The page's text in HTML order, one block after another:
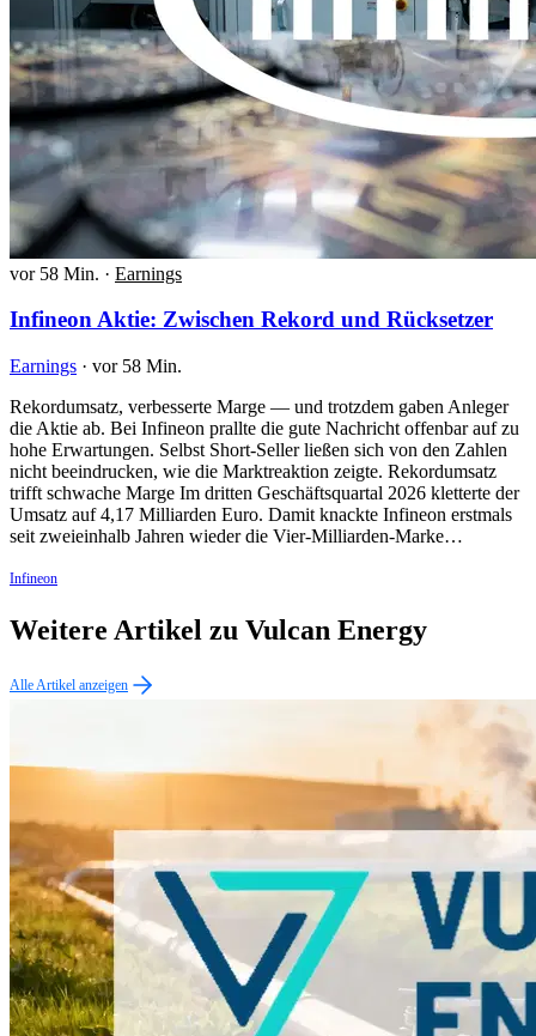
vor 58 Min. · Earnings
Infineon Aktie: Zwischen Rekord und Rücksetzer
Earnings · vor 58 Min.
Rekordumsatz, verbesserte Marge — und trotzdem gaben Anleger
die Aktie ab. Bei Infineon prallte die gute Nachricht offenbar auf zu
hohe Erwartungen. Selbst Short-Seller ließen sich von den Zahlen
nicht beeindrucken, wie die Marktreaktion zeigte. Rekordumsatz
trifft schwache Marge Im dritten Geschäftsquartal 2026 kletterte der
Umsatz auf 4,17 Milliarden Euro. Damit knackte Infineon erstmals
seit zweieinhalb Jahren wieder die Vier-Milliarden-Marke…
Infineon
Weitere Artikel zu Vulcan Energy
Alle Artikel anzeigen